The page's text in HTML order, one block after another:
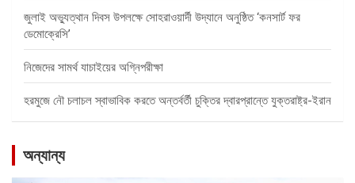
জুলাই অভ্যুত্থান দিবস উপলক্ষে সোহরাওয়ার্দী উদ্যানে অনুষ্ঠিত ‘কনসার্ট ফর
ডেমোক্রেসি’
নিজেদের সামর্থ যাচাইয়ের অগ্নিপরীক্ষা
হরমুজে নৌ চলাচল স্বাভাবিক করতে অন্তর্বর্তী চুক্তির দ্বারপ্রান্তে যুক্তরাষ্ট্র-ইরান
অন্যান্য